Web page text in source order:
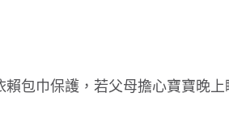
包巾保護，若父母擔心寶寶晚上